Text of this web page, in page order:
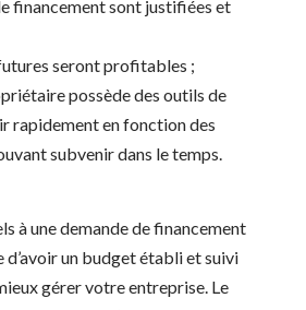
financement sont justifiées et
seront profitables ;
possède des outils de
rapidement en fonction des
subvenir dans le temps.
à une demande de financement
un budget établi et suivi
gérer votre entreprise. Le